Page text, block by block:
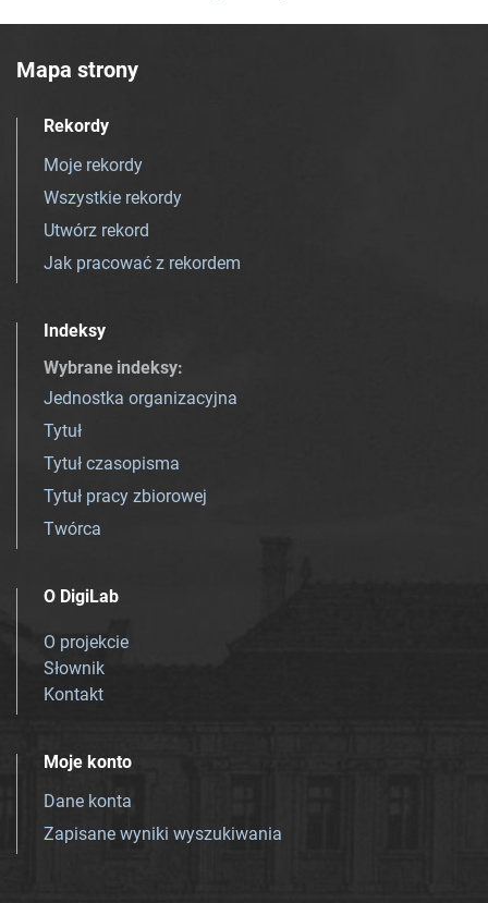
Mapa strony
Rekordy
Moje rekordy
Wszystkie rekordy
Utwórz rekord
Jak pracować z rekordem
Indeksy
Wybrane indeksy:
Jednostka organizacyjna
Tytuł
Tytuł czasopisma
Tytuł pracy zbiorowej
Twórca
O DigiLab
O projekcie
Słownik
Kontakt
Moje konto
Dane konta
Zapisane wyniki wyszukiwania